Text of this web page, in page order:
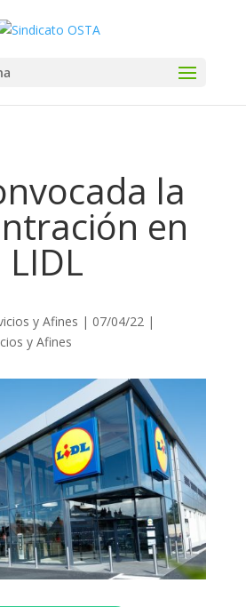
la
en
LIDL
y Afines | 07/04/22|
y Afines